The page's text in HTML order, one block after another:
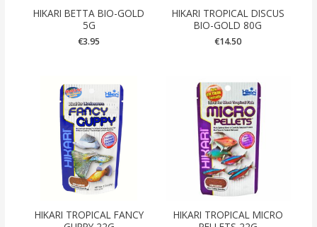
HIKARI BETTA BIO-GOLD
5G
€3.95
HIKARI TROPICAL DISCUS
BIO-GOLD 80G
€14.50
HIKARI TROPICAL FANCY
HIKARI TROPICAL MICRO